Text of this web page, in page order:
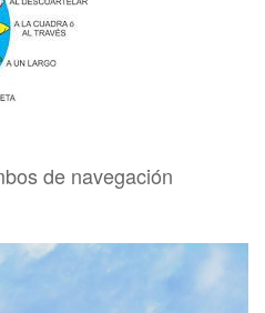
de navegación